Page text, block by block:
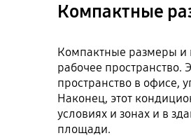
Компактные
Компактные размеры и
рабочее пространство.
пространство в офисе,
Наконец, этот
условиях и зонах и в
площади.